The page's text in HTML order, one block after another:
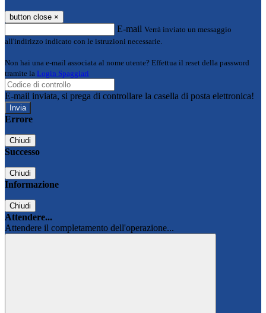
button close ×
E-mail Verrà inviato un messaggio
all'indirizzo indicato con le istruzioni necessarie.
Non hai una e-mail associata al nome utente? Effettua il reset della password
tramite la Login Spaggiari
E-mail inviata, si prega di controllare la casella di posta elettronica!
Errore
Chiudi
Successo
Chiudi
Informazione
Chiudi
Attendere...
Attendere il completamento dell'operazione...